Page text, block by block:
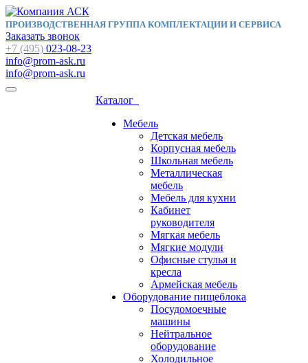
ПРОИЗВОДСТВЕННАЯ ГРУППА КОМПЛЕКТАЦИИ И СЕРВИСА
Заказать звонок
+7 (495) 023-08-23
info@prom-ask.ru
info@prom-ask.ru
Каталог
Мебель
Детская мебель
Корпусная мебель
Школьная мебель
Металлическая
мебель
Мебель для кухни
Кабинет
руководителя
Мягкая мебель
Мягкие модули
Офисные стулья и
кресла
Армейская мебель
Оборудование пищеблока
Посудомоечные
машины
Нейтральное
оборудование
Холодильное